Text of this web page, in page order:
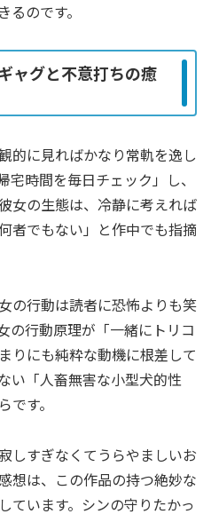
のです。
ャグと不意打ちの癒
的に見ればかなり常軌を逸し
時間を毎日チェック」し、
女の生態は、冷静に考えれば
者でもない」と作中でも指摘
の行動は読者に恐怖よりも笑
の行動原理が「一緒にトリコ
りにも純粋な動機に根差して
い「人畜無害な小型犬的性
す。
しすぎなくてうらやましいお
想は、この作品の持つ絶妙な
ています。シンの守りたかっ